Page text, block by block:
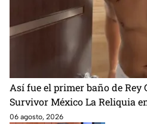
Así fue el primer baño de Rey
Survivor México La Reliquia
06 agosto, 2026